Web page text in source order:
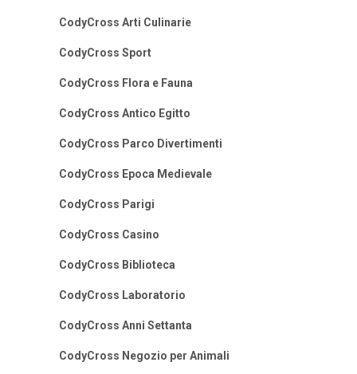
CodyCross Arti Culinarie
CodyCross Sport
CodyCross Flora e Fauna
CodyCross Antico Egitto
CodyCross Parco Divertimenti
CodyCross Epoca Medievale
CodyCross Parigi
CodyCross Casino
CodyCross Biblioteca
CodyCross Laboratorio
CodyCross Anni Settanta
CodyCross Negozio per Animali